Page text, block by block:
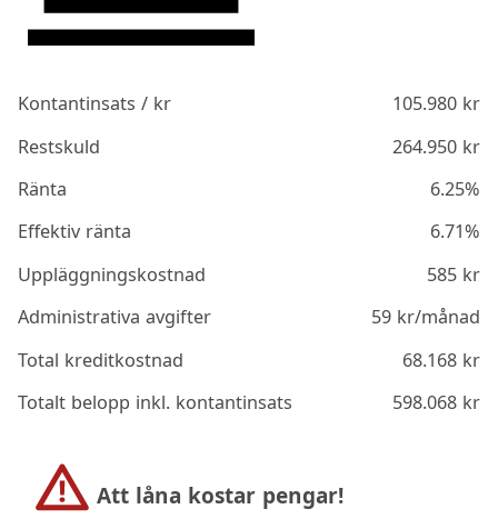
Kontantinsats / kr 105.980kr
Restskuld
264.950kr
Ränta
6.25%
Effektiv ränta
6.71%
Uppläggningskostnad
585kr
Administrativa avgifter
59kr/månad
Total kreditkostnad
68.168kr
Totalt belopp inkl. kontantinsats
598.068kr
Att låna kostar pengar!